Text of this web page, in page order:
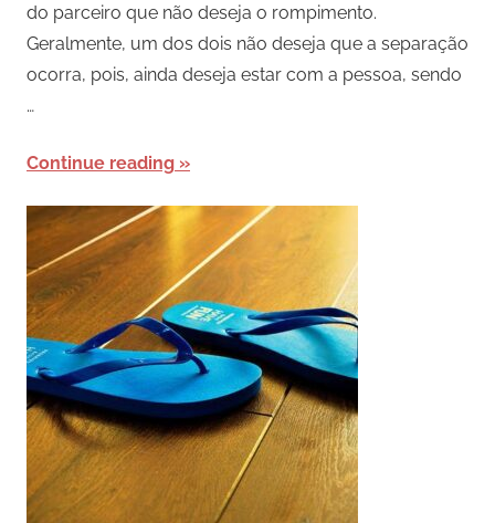
do parceiro que não deseja o rompimento.
Geralmente, um dos dois não deseja que a separação
ocorra, pois, ainda deseja estar com a pessoa, sendo
…
Continue reading